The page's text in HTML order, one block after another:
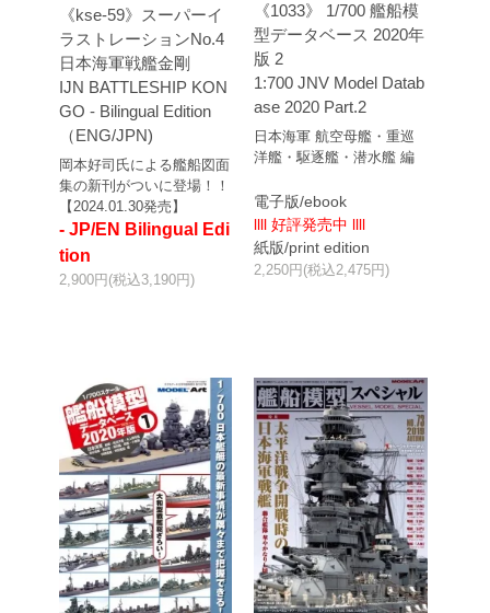
《kse-59》スーパーイ
ラストレーションNo.4
日本海軍戦艦金剛
IJN BATTLESHIP KON
GO - Bilingual Edition
（ENG/JPN)
岡本好司氏による艦船図面
集の新刊がついに登場！！
【2024.01.30発売】
- JP/EN Bilingual Edi
tion
2,900円(税込3,190円)
《1033》 1/700 艦船模
型データベース 2020年
版 2
1:700 JNV Model Datab
ase 2020 Part.2
日本海軍 航空母艦・重巡
洋艦・駆逐艦・潜水艦 編
電子版/ebook
llll 好評発売中 llll
紙版/print edition
2,250円(税込2,475円)